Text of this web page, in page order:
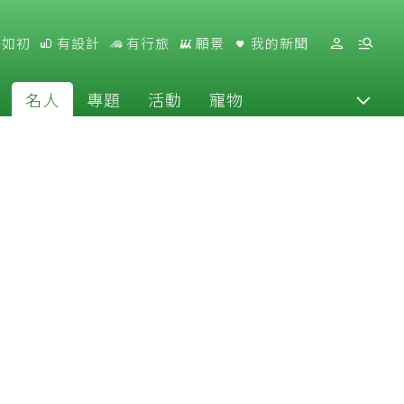
初 有設計 有行旅 願景 我的新聞
名人 專題 活動 寵物